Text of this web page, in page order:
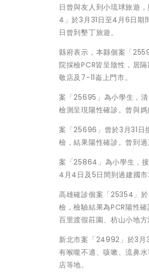
日曾與友人到小琉球旅遊
4」於3月31日至4月6日期
日曾到墾丁旅遊。
縣府表示，本縣個案「
院採檢PCR皆呈陰性，居
敬店及7-11崙上門市。
案「25695」為小學生，
檢測呈現陽性確診。曾與
案「25696」曾於3月31日
檢，結果陽性確診。曾到
案「25864」為小學生，
4月4日及5日間到過建國
高雄確診個案「25354」
檢，檢驗結果為PCR陽性
百里渡假莊園、枋山小地方
新北市案「24992」於3月
有喉嚨不適、咳嗽、流鼻
店等地。